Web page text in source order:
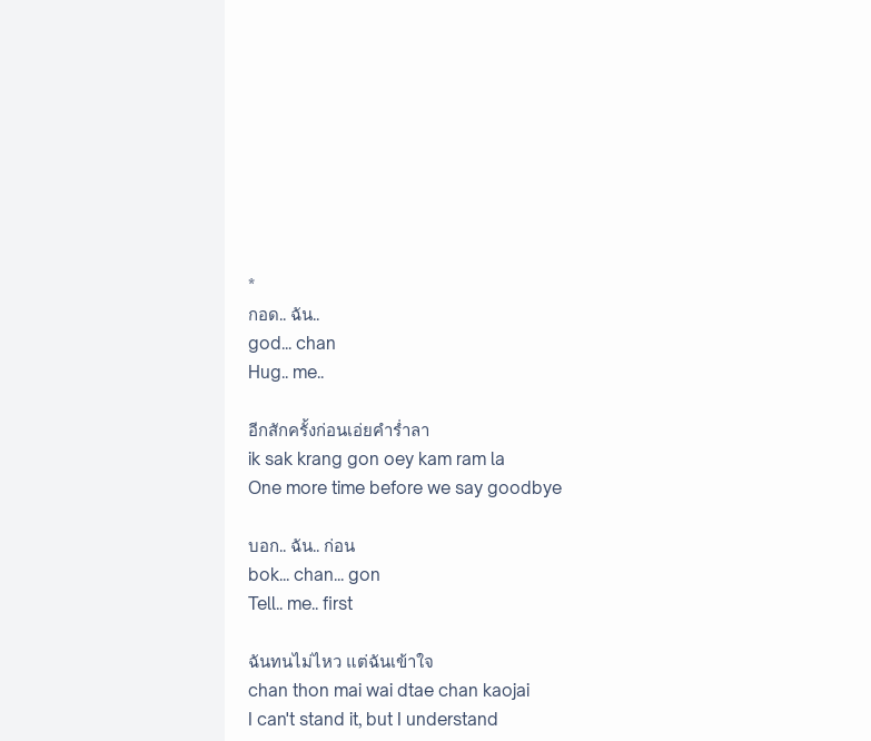
*
กอด.. ฉัน..
god... chan
Hug.. me..
อีกสักครั้งก่อนเอ่ยคำร่ำลา
ik sak krang gon oey kam ram la
One more time before we say goodbye
บอก.. ฉัน.. ก่อน
bok... chan... gon
Tell.. me.. first
ฉันทนไม่ไหว แต่ฉันเข้าใจ
chan thon mai wai dtae chan kaojai
I can't stand it, but I understand